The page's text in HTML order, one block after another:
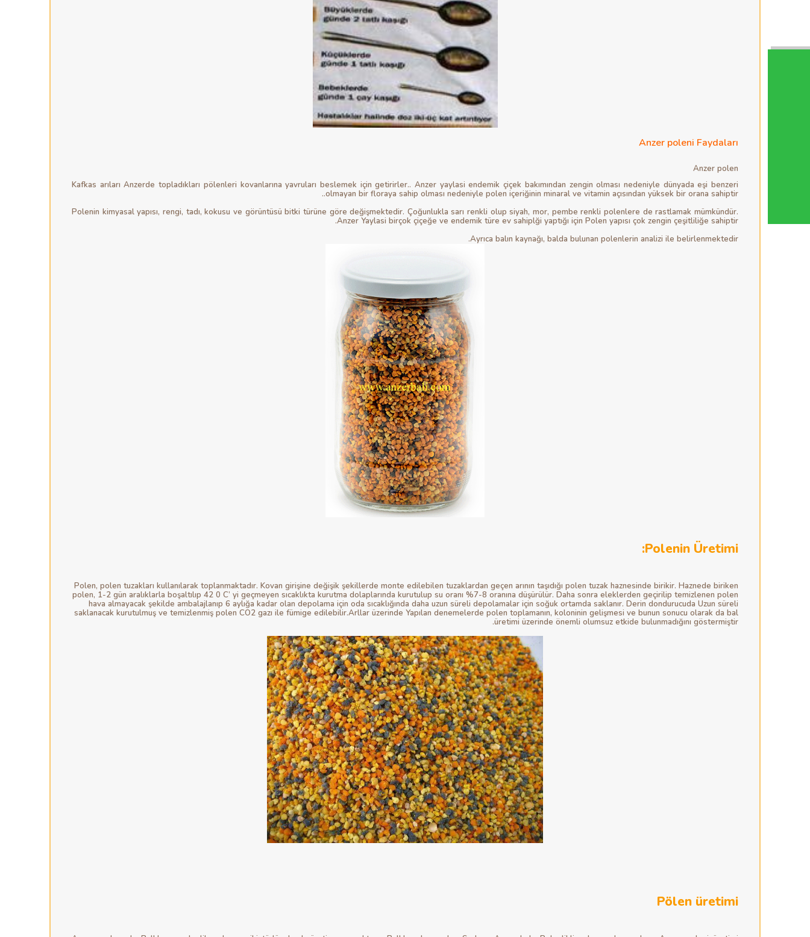
Anzer poleni Faydaları
Anzer polen
Kafkas arıları Anzerde topladıkları pölenleri kovanlarına yavruları beslemek için getirirler.. Anzer yaylasi endemik çiçek bakımından zengin olması nedeniyle dünyada eşi benzeri
olmayan bir floraya sahip olması nedeniyle polen içeriğinin minaral ve vitamin açısından yüksek bir orana sahiptir..
Polenin kimyasal yapısı, rengi, tadı, kokusu ve görüntüsü bitki türüne göre değişmektedir. Çoğunlukla sarı renkli olup siyah, mor, pembe renkli polenlere de rastlamak mümkündür.
Anzer Yaylasi birçok çiçeğe ve endemik türe ev sahiplği yaptığı için Polen yapısı çok zengin çeşitliliğe sahiptir.
Ayrıca balın kaynağı, balda bulunan polenlerin analizi ile belirlenmektedir.
Polenin Üretimi:
Polen, polen tuzakları kullanılarak toplanmaktadır. Kovan girişine değişik şekillerde monte edilebilen tuzaklardan geçen arının taşıdığı polen tuzak haznesinde birikir. Haznede biriken
polen, 1-2 gün aralıklarla boşaltılıp 42 0 C’ yi geçmeyen sıcaklıkta kurutma dolaplarında kurutulup su oranı %7-8 oranına düşürülür. Daha sonra eleklerden geçirilip temizlenen polen
hava almayacak şekilde ambalajlanıp 6 aylığa kadar olan depolama için oda sıcaklığında daha uzun süreli depolamalar için soğuk ortamda saklanır. Derin dondurucuda Uzun süreli
saklanacak kurutulmuş ve temizlenmiş polen CO2 gazı ile fümige edilebilir.Arllar üzerinde Yapılan denemelerde polen toplamanın, koloninin gelişmesi ve bunun sonucu olarak da bal
üretimi üzerinde önemli olumsuz etkide bulunmadığını göstermiştir.
Pölen üretimi